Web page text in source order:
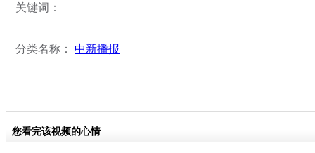
关键词：
分类名称： 中新播报
您看完该视频的心情